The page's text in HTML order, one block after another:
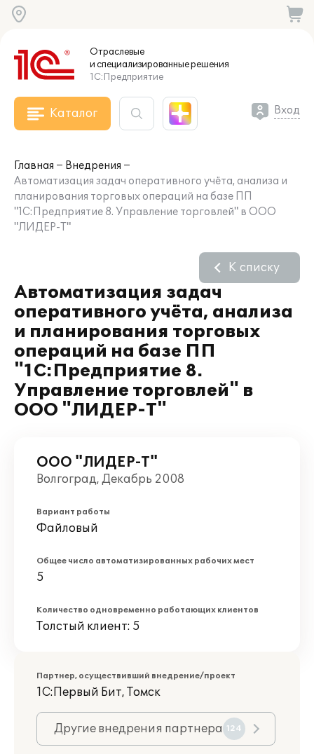
Отраслевые
и специализированныерешения
1С:Предприятие
Каталог Вход
Главная
Внедрения
Автоматизация задач оперативного учёта, анализа и
планирования торговых операций на базе ПП
"1С:Предприятие 8. Управление торговлей" в ООО
"ЛИДЕР-Т"
Автоматизация задач
оперативного учёта, анализа
и планирования торговых
операций на базе ПП
"1С:Предприятие 8.
Управление торговлей" в
ООО "ЛИДЕР-Т"
К списку
ООО "ЛИДЕР-Т"
Волгоград, Декабрь 2008
Вариант работы
Файловый
Общее число автоматизированных рабочих мест
5
Количество одновременно работающих клиентов
Толстый клиент: 5
Партнер, осуществивший внедрение/проект
1С:Первый Бит, Томск
Другие внедрения партнера 124